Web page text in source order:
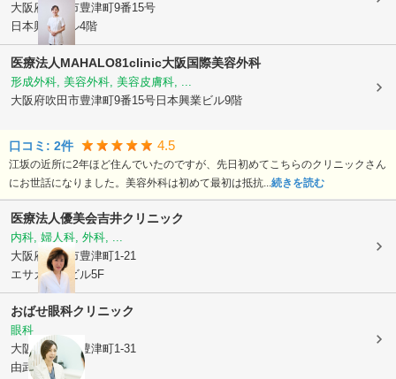
大阪府吹田市豊津町9番15号
日本興業ビル4階
医療法人MAHALO81clinic大阪国際美容外科
形成外科, 美容外科, 美容皮膚科, ...
大阪府吹田市豊津町9番15号日本興業ビル9階
口コミ: 2件 4.5
江坂の近所に2年ほど住んでいたのですが、先日初めてこちらのクリニックさん
にお世話になりました。美容外科は初めて最初は抵抗...続きを読む
医療法人優美会吉井クリニック
内科, 婦人科, 外科, ...
大阪府吹田市豊津町1-21
エサカ中央ビル5F
おばせ眼科クリニック
眼科
大阪府吹田市豊津町1-31
由武ビル4階